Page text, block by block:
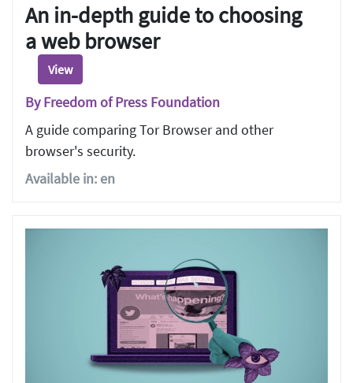
An in-depth guide to choosing
a web browser
View
By Freedom of Press Foundation
A guide comparing Tor Browser and other
browser's security.
Available in: en